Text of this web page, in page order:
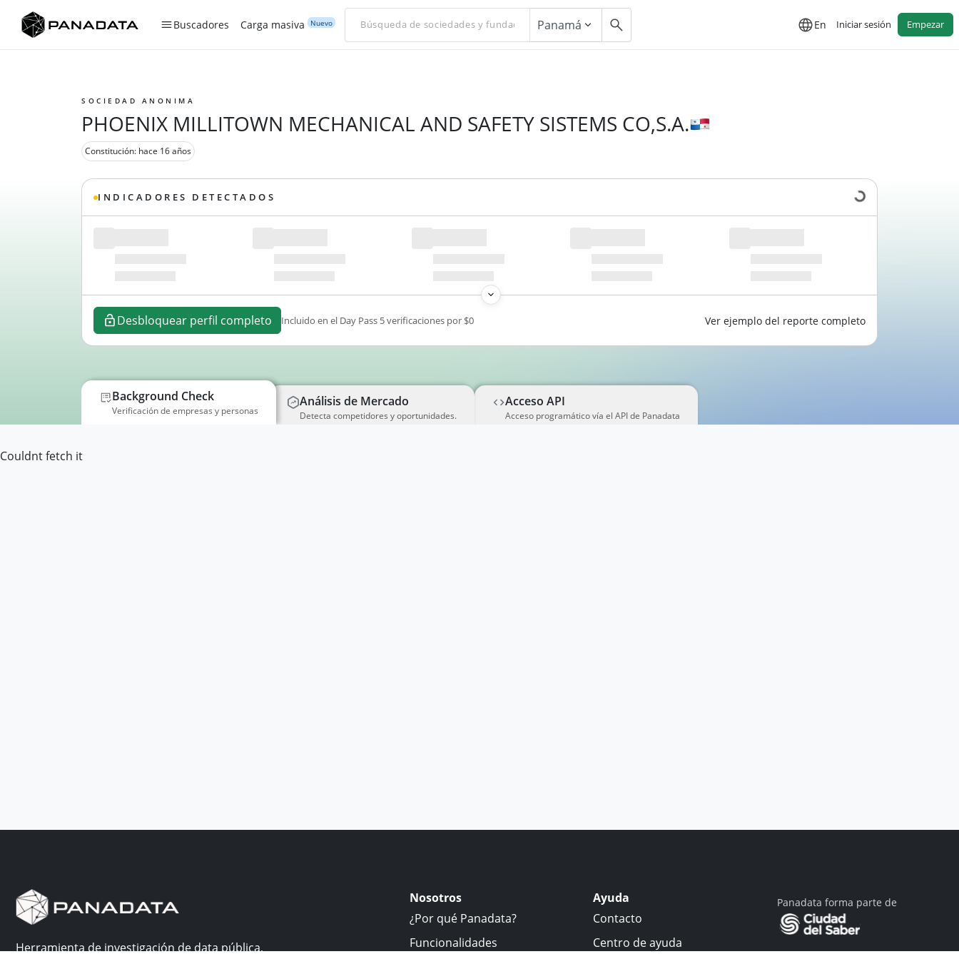
Buscadores Carga masiva Nuevo Panamá En Iniciar sesión Empezar
SOCIEDAD ANONIMA
PHOENIX MILLITOWN MECHANICAL AND SAFETY SISTEMS CO,S.A.
Constitución: hace 16 años
INDICADORES DETECTADOS Cargando datos...
Desbloquear perfil completo Incluido en el Day Pass 5 verificaciones por $0 Ver ejemplo del reporte completo
Background Check
Verificación de empresas y personas
Análisis de Mercado
Detecta competidores y oportunidades.
Acceso API
Acceso programático vía el API de Panadata
Couldnt fetch it
Herramienta de investigación de data pública,
Nosotros
¿Por qué Panadata?
Funcionalidades
Ayuda
Contacto
Centro de ayuda
Panadata forma parte de